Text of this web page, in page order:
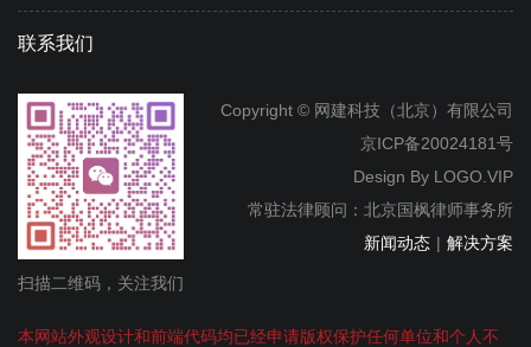
联系我们
扫描二维码，关注我们
Copyright © 网建科技（北京）有限公司
京ICP备20024181号
Design By LOGO.VIP
常驻法律顾问：北京国枫律师事务所
新闻动态 | 解决方案
本网站外观设计和前端代码均已经申请版权保护任何单位和个人不